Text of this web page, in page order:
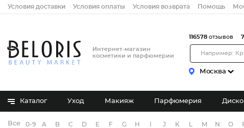
Условия доставки Условия оплаты Условия возврата Помощь
Интернет-магазин
косметики и парфюмерии
Москва
116578 отзывов
Каталог Уход Макияж Парфюмерия
Все бренды
0-9 A B C D E F G H J K M N O